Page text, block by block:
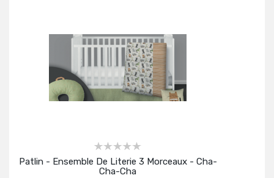
Patlin - Ensemble De Literie 3 Morceaux - Cha-
Cha-Cha